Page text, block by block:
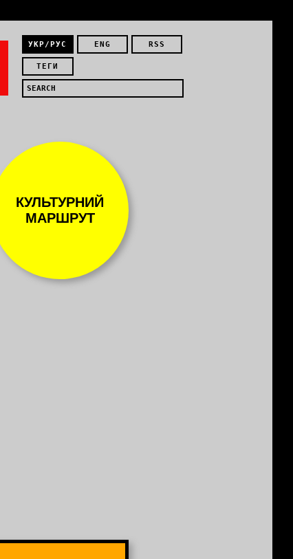
УКР/РУС ENG RSS
ТЕГИ
КУЛЬТУРНИЙ
МАРШРУТ